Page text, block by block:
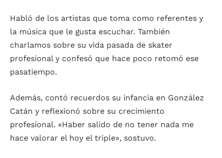
Habló de los artistas que toma como referentes y
la música que le gusta escuchar. También
charlamos sobre su vida pasada de skater
profesional y confesó que hace poco retomó ese
pasatiempo.
Además, contó recuerdos su infancia en González
Catán y reflexionó sobre su crecimiento
profesional. «Haber salido de no tener nada me
hace valorar el hoy el triple», sostuvo.